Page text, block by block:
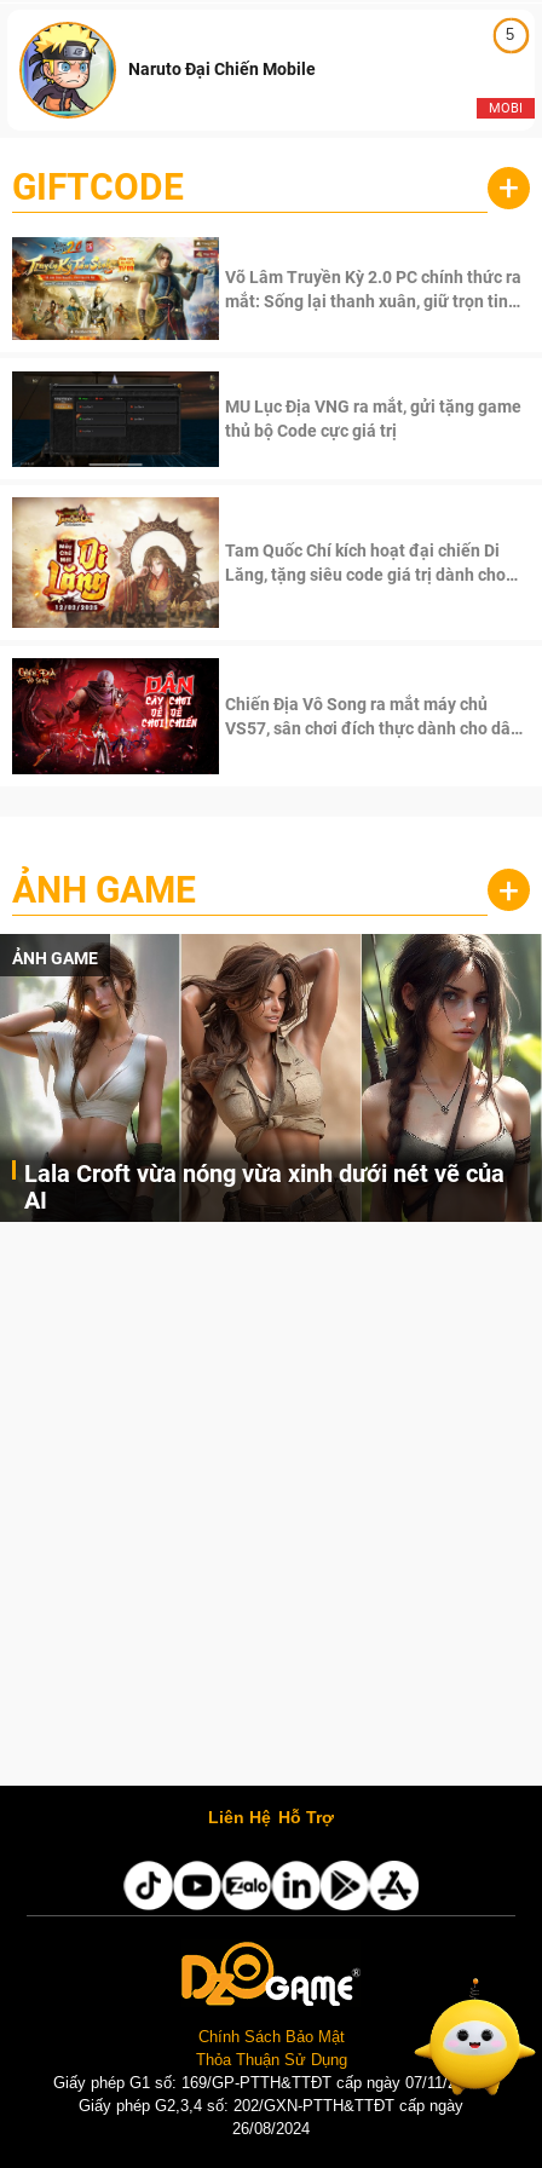
5
MOBI
Naruto Đại Chiến Mobile
GIFTCODE +
Võ Lâm Truyền Kỳ 2.0 PC chính thức ra
mắt: Sống lại thanh xuân, giữ trọn tinh
MU Lục Địa VNG ra mắt, gửi tặng game
thủ bộ Code cực giá trị
Tam Quốc Chí kích hoạt đại chiến Di
Lăng, tặng siêu code giá trị dành cho
Chiến Địa Vô Song ra mắt máy chủ
VS57, sân chơi đích thực dành cho dân
ẢNH GAME +
ẢNH GAME
Khi AI Cosplay gái đẹp One Piece
Liên Hệ Hỗ Trợ
Chính Sách Bảo Mật
Thỏa Thuận Sử Dụng
Giấy phép G1 số: 169/GP-PTTH&TTĐT cấp ngày 07/11/2025 |
Giấy phép G2,3,4 số: 202/GXN-PTTH&TTĐT cấp ngày
26/08/2024